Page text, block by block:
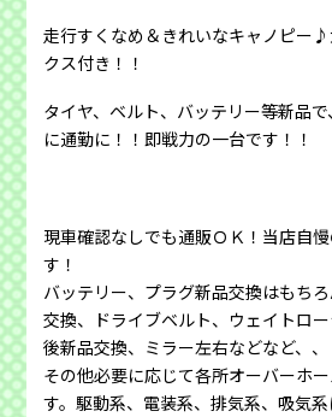
走行すくなめ＆きれいなキャノピー
クス付き！！
タイヤ、ベルト、バッテリー等新品
に通勤に！！即戦力の一台です！！
現車確認なしでも通販ＯＫ！当店自
す！
バッテリー、プラグ新品交換はもち
交換、ドライブベルト、ウェイトロ
後新品交換、ミラー左右などなど、、
その他必要に応じて各所オーバーホ
す。駆動系、電装系、排気系、吸気